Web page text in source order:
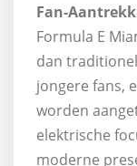
Fan-
Formula E
dan
jongere fans,
worden
elektrische
moderne